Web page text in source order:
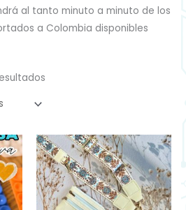
al tanto minuto a minuto de los
a Colombia disponibles